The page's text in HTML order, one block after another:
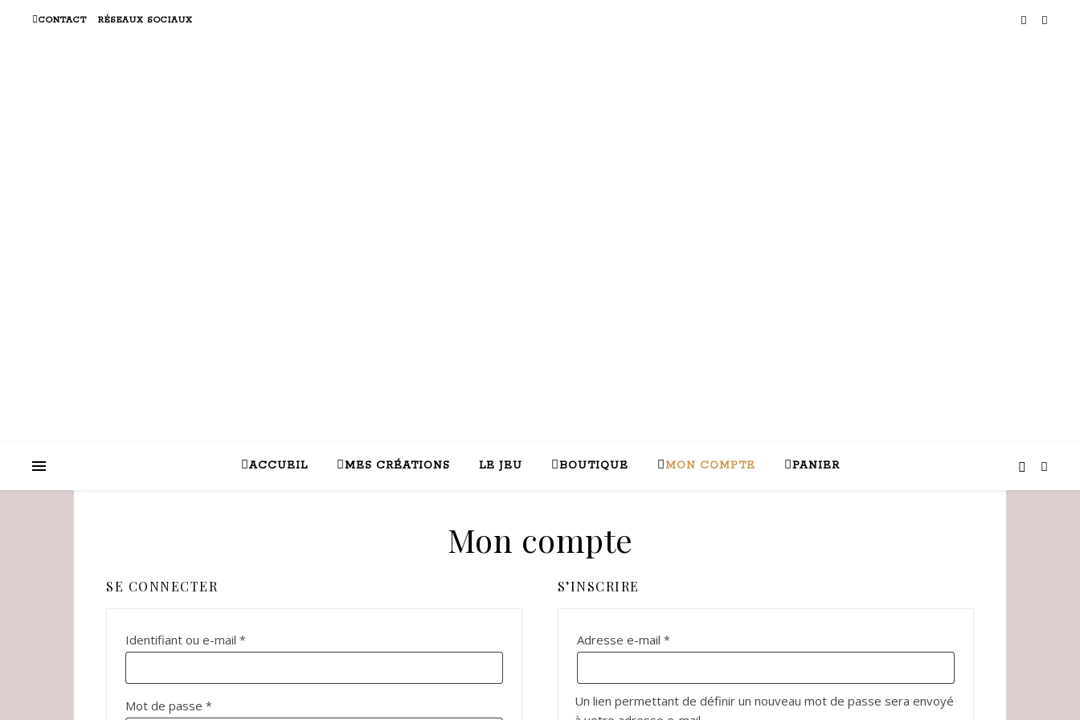
CONTACT RÉSEAUX SOCIAUX
ACCUEIL MES CRÉATIONS LE JEU BOUTIQUE MON COMPTE PANIER
Mon compte
SE CONNECTER
Identifiant ou e-mail *
Mot de passe *
S’INSCRIRE
Adresse e-mail *
Un lien permettant de définir un nouveau mot de passe sera envoyé